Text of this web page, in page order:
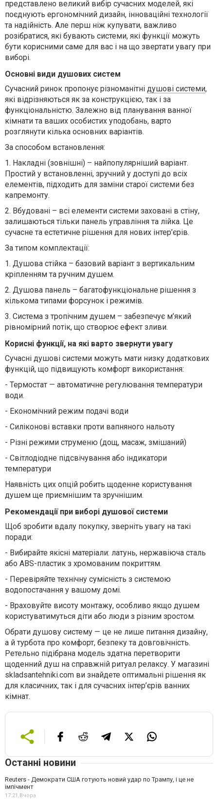
представлено великий вибір сучасних моделей, які
поєднують ергономічний дизайн, інноваційні технології
та надійність. Але перш ніж купувати, важливо
розібратися, які бувають системи, які функції можуть
бути корисними саме для вас і на що звертати увагу при
виборі.
Основні види душових систем
Сучасний ринок пропонує різноманітні душові системи,
які відрізняються як за конструкцією, так і за
функціональністю. Залежно від планування ванної
кімнати та ваших особистих уподобань, варто
розглянути кілька основних варіантів.
За способом встановлення:
1. Накладні (зовнішні) – найпопулярніший варіант.
Простий у встановленні, зручний у доступі до всіх
елементів, підходить для заміни старої системи без
капремонту.
2. Вбудовані – всі елементи системи заховані в стіну,
залишаються тільки панель управління та лійка. Це
сучасне та естетичне рішення для нових інтер’єрів.
За типом комплектації:
1. Душова стійка – базовий варіант з вертикальним
кріпленням та ручним душем.
2. Душова панель – багатофункціональне рішення з
кількома типами форсунок і режимів.
3. Система з тропічним душем – забезпечує м’який
рівномірний потік, що створює ефект зливи.
Корисні функції, на які варто звернути увагу
Сучасні душові системи можуть мати низку додаткових
функцій, що підвищують комфорт використання:
- Термостат — автоматичне регулювання температури
води.
- Економічний режим подачі води
- Силіконові вставки проти вапняного нальоту
- Різні режими струменю (дощ, масаж, змішаний)
- Світлодіодне підсвічування або індикатори
температури
Наявність цих опцій робить щоденне користування
душем ще приємнішим та зручнішим.
Рекомендації при виборі душової системи
Щоб зробити вдалу покупку, зверніть увагу на такі
поради:
- Вибирайте якісні матеріали: латунь, нержавіюча сталь
або ABS-пластик з хромованим покриттям.
- Перевіряйте технічну сумісність з системою
водопостачання у вашому домі.
- Враховуйте висоту монтажу, особливо якщо душем
користуватимуться діти або люди з різним зростом.
Обрати душову систему — це не лише питання дизайну,
а й турбота про комфорт, безпеку та довговічність.
Ретельно підібрана модель здатна перетворити
щоденний душ на справжній ритуал релаксу. У магазині
skladsantehniki.com ви знайдете оптимальні рішення як
для класичних, так і для сучасних інтер’єрів ванних
кімнат.
Останні новини
Reuters - Демократи США готують новий удар по Трампу, і це не
імпічмент
17:21,Вчора